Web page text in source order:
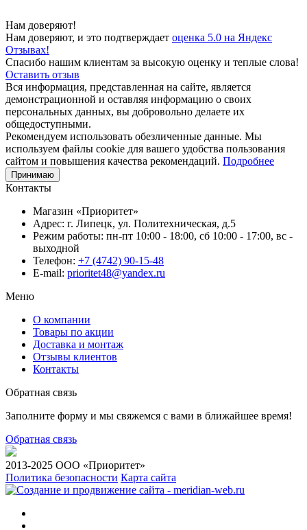
Нам доверяют!
Нам доверяют, и это подтверждает оценка 5.0 на Яндекс
Отзывах!
Спасибо нашим клиентам за высокую оценку и теплые слова!
Оставить отзыв
Вся информация, представленная на сайте, является
демонстрационной и оставляя информацию о своих
персональных данных, вы добровольно делаете их
общедоступными.
Рекомендуем использовать обезличенные данные. Мы
используем файлы cookie для вашего удобства пользования
сайтом и повышения качества рекомендаций. Подробнее
Принимаю
Контакты
Магазин «Приоритет»
Адрес: г. Липецк, ул. Политехническая, д.5
Режим работы: пн-пт 10:00 - 18:00, сб 10:00 - 17:00, вс -
выходной
Телефон: +7 (4742) 90-15-48
E-mail: prioritet48@yandex.ru
Меню
О компании
Товары по акции
Доставка и монтаж
Отзывы клиентов
Контакты
Обратная связь
Заполните форму и мы свяжемся с вами в ближайшее время!
Обратная связь
2013-2025 ООО «Приоритет»
Политика безопасности Карта сайта